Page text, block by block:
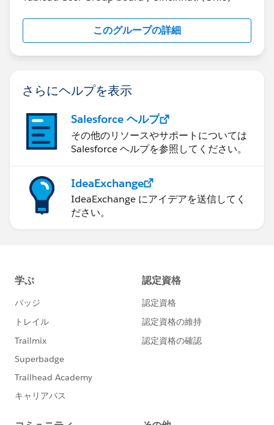
このグループの詳細
さらにヘルプを表示
Salesforce ヘルプ
その他のリソースやサポートについては
Salesforce ヘルプを参照してください。
IdeaExchange
IdeaExchange にアイデアを送信してく
ださい。